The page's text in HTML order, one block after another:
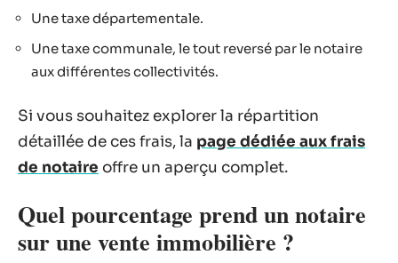
Une taxe départementale.
Une taxe communale, le tout reversé par le notaire
aux différentes collectivités.
Si vous souhaitez explorer la répartition
détaillée de ces frais, la page dédiée aux frais
de notaire offre un aperçu complet.
Quel pourcentage prend un notaire
sur une vente immobilière ?